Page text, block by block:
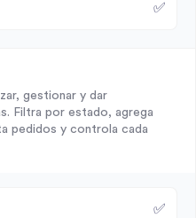
✅
gestionar y dar
Filtra por estado, agrega
pedidos y controla cada
✅